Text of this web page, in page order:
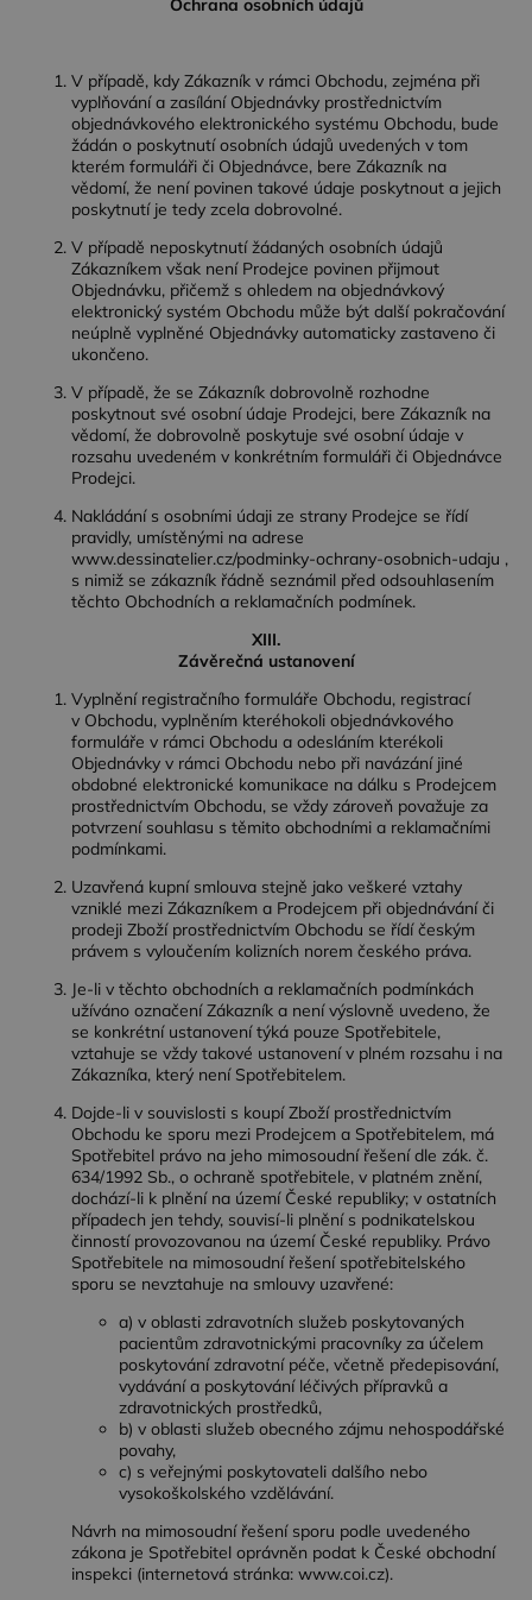
Ochrana osobních údajů
V případě, kdy Zákazník v rámci Obchodu, zejména při
vyplňování a zasílání Objednávky prostřednictvím
objednávkového elektronického systému Obchodu, bude
žádán o poskytnutí osobních údajů uvedených v tom
kterém formuláři či Objednávce, bere Zákazník na
vědomí, že není povinen takové údaje poskytnout a jejich
poskytnutí je tedy zcela dobrovolné.
V případě neposkytnutí žádaných osobních údajů
Zákazníkem však není Prodejce povinen přijmout
Objednávku, přičemž s ohledem na objednávkový
elektronický systém Obchodu může být další pokračování
neúplně vyplněné Objednávky automaticky zastaveno či
ukončeno.
V případě, že se Zákazník dobrovolně rozhodne
poskytnout své osobní údaje Prodejci, bere Zákazník na
vědomí, že dobrovolně poskytuje své osobní údaje v
rozsahu uvedeném v konkrétním formuláři či Objednávce
Prodejci.
Nakládání s osobními údaji ze strany Prodejce se řídí
pravidly, umístěnými na adrese
www.dessinatelier.cz/podminky-ochrany-osobnich-udaju ,
s nimiž se zákazník řádně seznámil před odsouhlasením
těchto Obchodních a reklamačních podmínek.
XIII.
Závěrečná ustanovení
Vyplnění registračního formuláře Obchodu, registrací
v Obchodu, vyplněním kteréhokoli objednávkového
formuláře v rámci Obchodu a odesláním kterékoli
Objednávky v rámci Obchodu nebo při navázání jiné
obdobné elektronické komunikace na dálku s Prodejcem
prostřednictvím Obchodu, se vždy zároveň považuje za
potvrzení souhlasu s těmito obchodními a reklamačními
podmínkami.
Uzavřená kupní smlouva stejně jako veškeré vztahy
vzniklé mezi Zákazníkem a Prodejcem při objednávání či
prodeji Zboží prostřednictvím Obchodu se řídí českým
právem s vyloučením kolizních norem českého práva.
Je-li v těchto obchodních a reklamačních podmínkách
užíváno označení Zákazník a není výslovně uvedeno, že
se konkrétní ustanovení týká pouze Spotřebitele,
vztahuje se vždy takové ustanovení v plném rozsahu i na
Zákazníka, který není Spotřebitelem.
Dojde-li v souvislosti s koupí Zboží prostřednictvím
Obchodu ke sporu mezi Prodejcem a Spotřebitelem, má
Spotřebitel právo na jeho mimosoudní řešení dle zák. č.
634/1992 Sb., o ochraně spotřebitele, v platném znění,
dochází-li k plnění na území České republiky; v ostatních
případech jen tehdy, souvisí-li plnění s podnikatelskou
činností provozovanou na území České republiky. Právo
Spotřebitele na mimosoudní řešení spotřebitelského
sporu se nevztahuje na smlouvy uzavřené:
a) v oblasti zdravotních služeb poskytovaných
pacientům zdravotnickými pracovníky za účelem
poskytování zdravotní péče, včetně předepisování,
vydávání a poskytování léčivých přípravků a
zdravotnických prostředků,
b) v oblasti služeb obecného zájmu nehospodářské
povahy,
c) s veřejnými poskytovateli dalšího nebo
vysokoškolského vzdělávání.
Návrh na mimosoudní řešení sporu podle uvedeného
zákona je Spotřebitel oprávněn podat k České obchodní
inspekci (internetová stránka: www.coi.cz).